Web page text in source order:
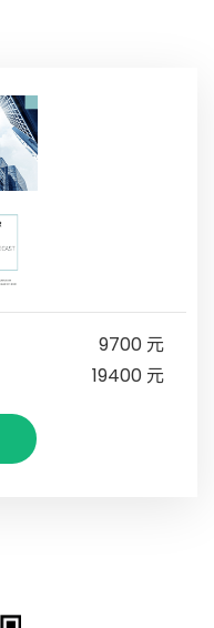
9700 元
19400 元